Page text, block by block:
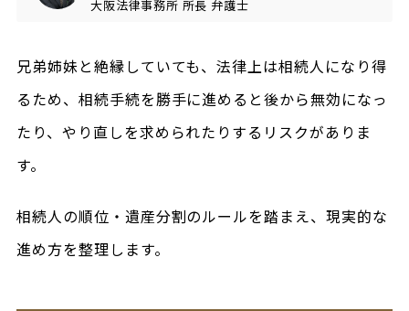
大阪法律事務所 所長 弁護士
兄弟姉妹と絶縁していても、法律上は相続人になり得
るため、相続手続を勝手に進めると後から無効になっ
たり、やり直しを求められたりするリスクがありま
す。
相続人の順位・遺産分割のルールを踏まえ、現実的な
進め方を整理します。